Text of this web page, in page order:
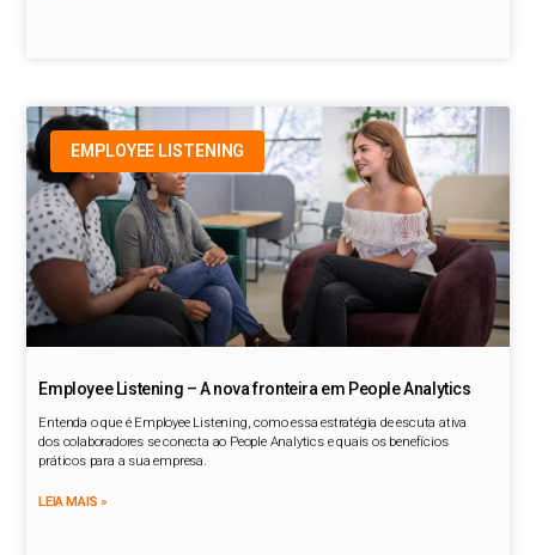
EMPLOYEE LISTENING
Employee Listening – A nova fronteira em People Analytics
Entenda o que é Employee Listening, como essa estratégia de escuta ativa
dos colaboradores se conecta ao People Analytics e quais os benefícios
práticos para a sua empresa.
LEIA MAIS »